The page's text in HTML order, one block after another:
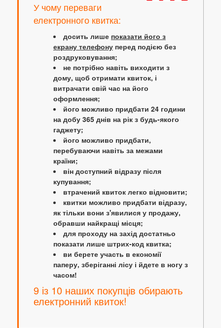
У чому переваги
електронного квитка:
досить лише показати його з
екрану телефону перед подією без
роздруковування;
не потрібно навіть виходити з
дому, щоб отримати квиток, і
витрачати свій час на його
оформлення;
його можливо придбати 24 години
на добу 365 днів на рік з будь-якого
гаджету;
його можливо придбати,
перебуваючи навіть за межами
країни;
він доступний відразу після
купування;
втрачений квиток легко відновити;
квитки можливо придбати відразу,
як тільки вони з'явилися у продажу,
обравши найкращі місця;
для проходу на захід достатньо
показати лише штрих-код квитка;
ви берете участь в економії
паперу, зберіганні лісу і йдете в ногу з
часом!
9 із 10 наших покупців обирають
електронний квиток!